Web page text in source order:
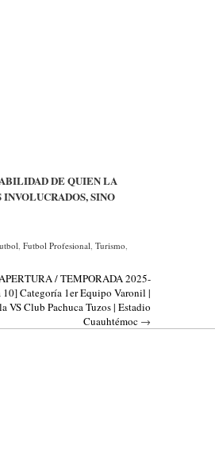
DE QUIEN LA
SINO
, Futbol Profesional, Turismo,
/ TEMPORADA 2025-
10] Categoría 1er Equipo Varonil |
VS Club Pachuca Tuzos | Estadio
Cuauhtémoc→